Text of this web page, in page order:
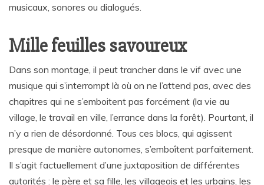
musicaux, sonores ou dialogués.
Mille feuilles savoureux
Dans son montage, il peut trancher dans le vif avec une
musique qui s’interrompt là où on ne l’attend pas, avec des
chapitres qui ne s’emboitent pas forcément (la vie au
village, le travail en ville, l’errance dans la forêt). Pourtant, il
n’y a rien de désordonné. Tous ces blocs, qui agissent
presque de manière autonomes, s’emboîtent parfaitement.
Il s’agit factuellement d’une juxtaposition de différentes
autorités : le père et sa fille, les villageois et les urbains, les